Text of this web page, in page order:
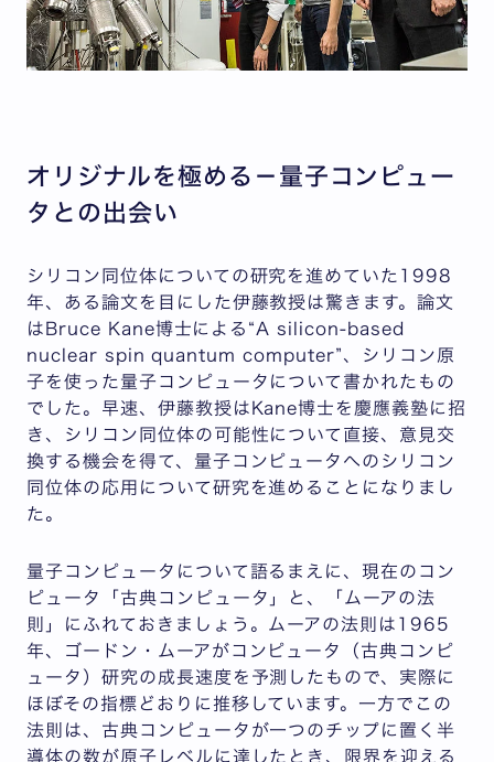
オリジナルを極める－量子コンピュー
タとの出会い
シリコン同位体についての研究を進めていた1998
年、ある論文を目にした伊藤教授は驚きます。論文
はBruce Kane博士による“A silicon-based
nuclear spin quantum computer”、シリコン原
子を使った量子コンピュータについて書かれたもの
でした。早速、伊藤教授はKane博士を慶應義塾に招
き、シリコン同位体の可能性について直接、意見交
換する機会を得て、量子コンピュータへのシリコン
同位体の応用について研究を進めることになりまし
た。
量子コンピュータについて語るまえに、現在のコン
ピュータ「古典コンピュータ」と、「ムーアの法
則」にふれておきましょう。ムーアの法則は1965
年、ゴードン・ムーアがコンピュータ（古典コンピ
ュータ）研究の成長速度を予測したもので、実際に
ほぼその指標どおりに推移しています。一方でこの
法則は、古典コンピュータが一つのチップに置く半
導体の数が原子レベルに達したとき、限界を迎える